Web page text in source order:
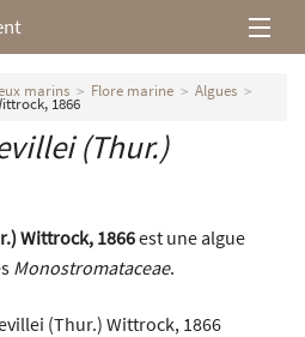
marins Flore marine Algues
1866
(Thur.)
Wittrock, 1866est une algue
Monostromataceae.